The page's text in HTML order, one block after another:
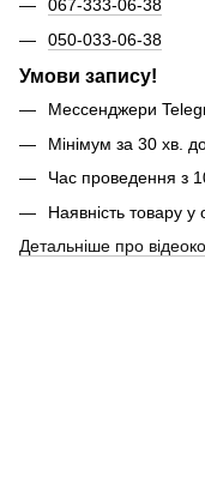
067-333-06-38
050-033-06-38
Умови запису!
Мессенджери
Мінімум за 30 хв.
Час проведення з
Наявність товару у
Детальніше про